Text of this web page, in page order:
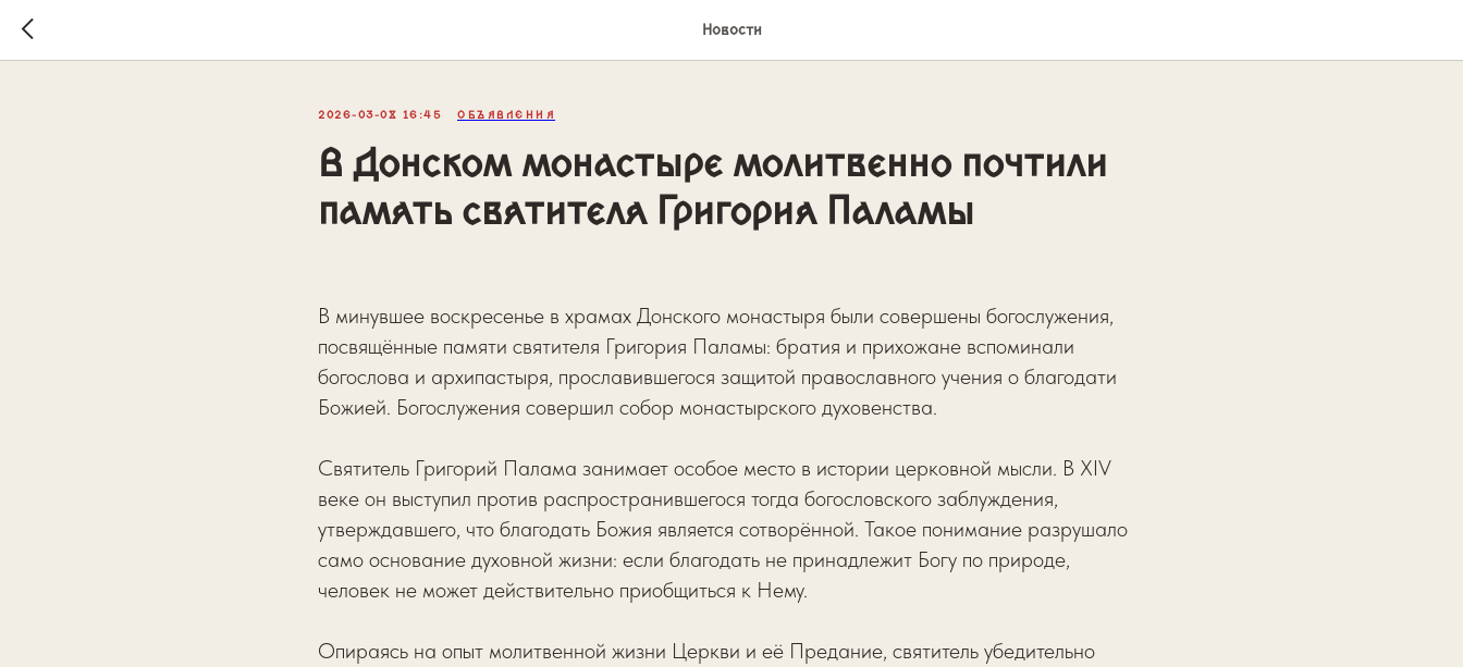
Новости
2026-03-08 16:45 ОБЪЯВЛЕНИЯ
В Донском монастыре молитвенно почтили
память святителя Григория Паламы
В минувшее воскресенье в храмах Донского монастыря были совершены богослужения,
посвящённые памяти святителя Григория Паламы: братия и прихожане вспоминали
богослова и архипастыря, прославившегося защитой православного учения о благодати
Божией. Богослужения совершил собор монастырского духовенства.
Святитель Григорий Палама занимает особое место в истории церковной мысли. В XIV
веке он выступил против распространившегося тогда богословского заблуждения,
утверждавшего, что благодать Божия является сотворённой. Такое понимание разрушало
само основание духовной жизни: если благодать не принадлежит Богу по природе,
человек не может действительно приобщиться к Нему.
Опираясь на опыт молитвенной жизни Церкви и её Предание, святитель убедительно